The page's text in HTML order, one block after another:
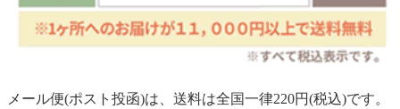
メール便(ポスト投函)は、送料は全国一律220円(税込)です。